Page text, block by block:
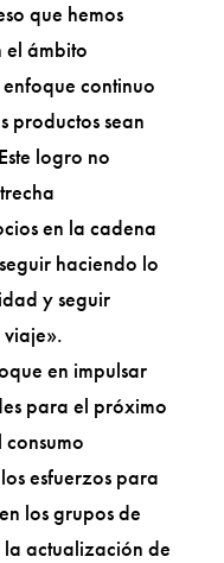
que hemos
el ámbito
continuo
productos sean
logro no
en la cadena
haciendo lo
y seguir
viaje».
en impulsar
para el próximo
esfuerzos para
los grupos de
actualización de